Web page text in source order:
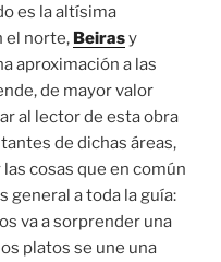
es la altísima
el norte, Beirasy
aproximación a las
de mayor valor
al lector de esta obra
de dichas áreas,
cosas que en común
general a toda la guía:
va a sorprender una
platos se une una